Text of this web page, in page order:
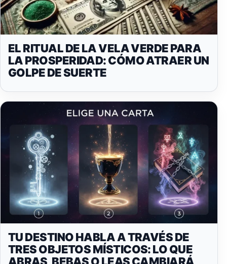
EL RITUAL DE LA VELA VERDE PARA
LA PROSPERIDAD: CÓMO ATRAER UN
GOLPE DE SUERTE
TU DESTINO HABLA A TRAVÉS DE
TRES OBJETOS MÍSTICOS: LO QUE